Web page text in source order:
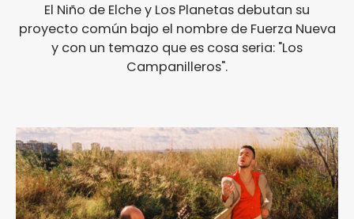
El Niño de Elche y Los Planetas debutan su
proyecto común bajo el nombre de Fuerza Nueva
y con un temazo que es cosa seria: "Los
Campanilleros".